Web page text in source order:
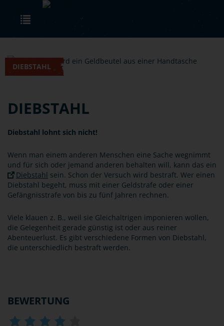
Skip to main content
DIEBSTAHL
DIEBSTAHL
Diebstahl lohnt sich nicht!
Wenn man einem anderen Menschen eine Sache wegnimmt
und für sich oder jemand anderen behalten will, kann das ein
Diebstahl sein. Schon der Versuch wird bestraft. Wer einen
Diebstahl begeht, muss mit einer Geldstrafe oder einer
Gefängnisstrafe von bis zu fünf Jahren rechnen.
Viele klauen z. B., weil sie Gleichaltrigen imponieren wollen,
die Gelegenheit gerade günstig ist oder aus reiner
Abenteuerlust. Es gibt verschiedene Formen von Diebstahl,
die unterschiedlich bestraft werden.
BEWERTUNG